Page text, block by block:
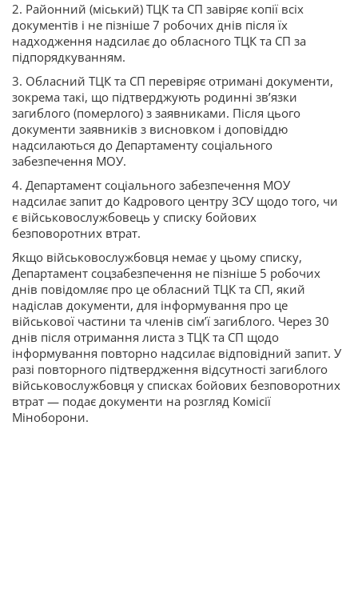
2. Районний (міський) ТЦК та СП завіряє копії всіх
документів і не пізніше 7 робочих днів після їх
надходження надсилає до обласного ТЦК та СП за
підпорядкуванням.
3. Обласний ТЦК та СП перевіряє отримані документи,
зокрема такі, що підтверджують родинні зв’язки
загиблого (померлого) з заявниками. Після цього
документи заявників з висновком і доповіддю
надсилаються до Департаменту соціального
забезпечення МОУ.
4. Департамент соціального забезпечення МОУ
надсилає запит до Кадрового центру ЗСУ щодо того, чи
є військовослужбовець у списку бойових
безповоротних втрат.
Якщо військовослужбовця немає у цьому списку,
Департамент соцзабезпечення не пізніше 5 робочих
днів повідомляє про це обласний ТЦК та СП, який
надіслав документи, для інформування про це
військової частини та членів сім’ї загиблого. Через 30
днів після отримання листа з ТЦК та СП щодо
інформування повторно надсилає відповідний запит. У
разі повторного підтвердження відсутності загиблого
військовослужбовця у списках бойових безповоротних
втрат — подає документи на розгляд Комісії
Міноборони.